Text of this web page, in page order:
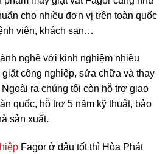
cho nhiều đơn vị trên toàn quốc
viện, khách sạn…
nghề với kinh nghiệm nhiều
giặt công nghiệp, sửa chữa và thay
ra chúng tôi còn hỗ trợ giao
quốc, hỗ trợ 5 năm kỹ thuật, bảo
sản xuất.
Fagor ở đâu tốt thì Hòa Phát